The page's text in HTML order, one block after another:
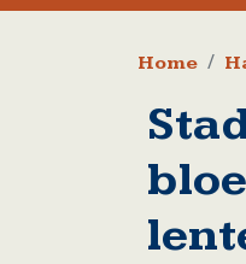
Home